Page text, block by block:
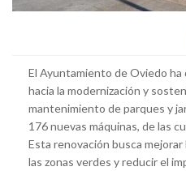
El Ayuntamiento de Oviedo
hacia la modernización y
mantenimiento de parques y
176 nuevas máquinas, de las
Esta renovación busca
las zonas verdes y reducir el